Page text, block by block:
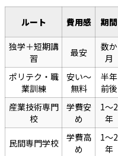
ルート 費用感 期間
独学＋短期講
習
最安
数か
月
ポリテク・職
業訓練
安い〜
無料
半年
前後
産業技術専門
校
学費安
め
1〜2
年
民間専門学校
学費高
め
1〜2
年